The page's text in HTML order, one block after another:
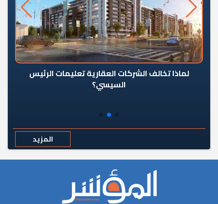
لماذا تخالف الشركات العقارية تعليمات الرئيس
السيسي؟
المزيد